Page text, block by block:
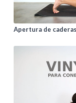
Apertura de